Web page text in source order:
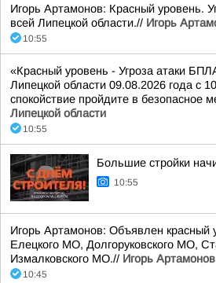
Игорь Артамонов: Красный уровень.
всей Липецкой области.// Игорь
10:55
«Красный уровень - Угроза атаки
Липецкой области 09.08.2026 года с
спокойствие пройдите в безопасное
Липецкой области
10:55
Большие стройки
10:55
Игорь Артамонов: Объявлен красный
Елецкого МО, Долгоруковского МО,
Измалковского МО.// Игорь Артамонов
10:45